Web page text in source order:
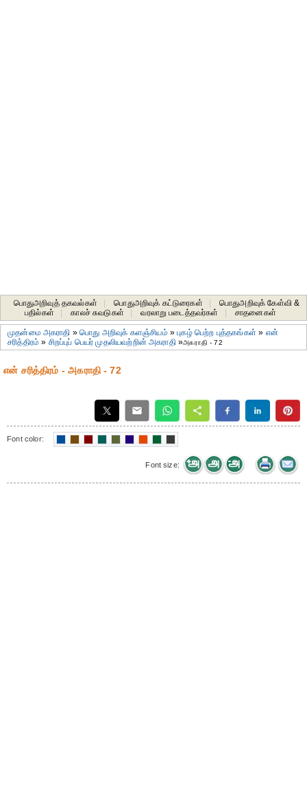
பொதுஅறிவுத் தகவல்கள் பொதுஅறிவுக் கட்டுரைகள்
பொதுஅறிவுக் கேள்வி &
பதில்கள்
காலச் சுவடுகள் வரலாறு படைத்தவர்கள் சாதனைகள்‎
முதன்மை அகராதி »பொது அறிவுக் களஞ்சியம் »புகழ் பெற்ற புத்தகங்கள் » என்
சரித்திரம் » சிறப்புப் பெயர் முதலியவற்றின் அகராதி»அகராதி - 72
என் சரித்திரம் - அகராதி - 72
Font color:
Font size: